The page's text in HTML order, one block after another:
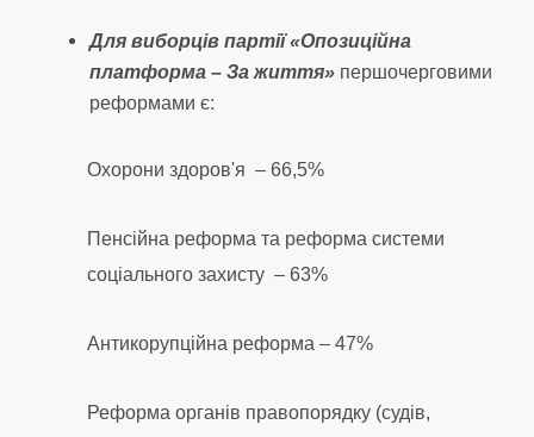
Для виборців партії «Опозиційна
платформа – За життя» першочерговими
реформами є:
Охорони здоров'я – 66,5%
Пенсійна реформа та реформа системи
соціального захисту – 63%
Антикорупційна реформа – 47%
Реформа органів правопорядку (судів,